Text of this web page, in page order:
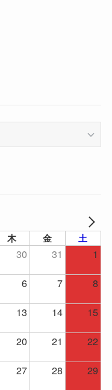
木 金 土
30 31
1
6 7 8
13 14
15
20 21
22
27 28
29